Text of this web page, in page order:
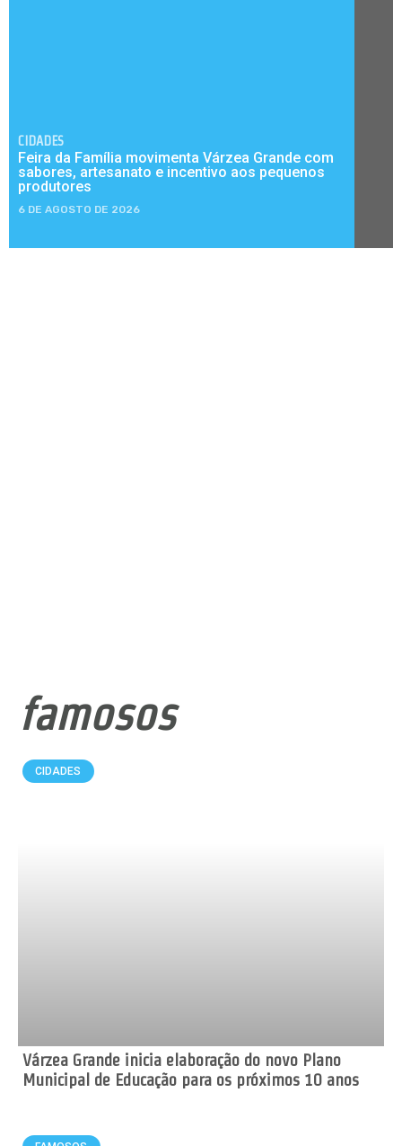
CIDADES
Feira da Família movimenta Várzea Grande com
sabores, artesanato e incentivo aos pequenos
produtores
6 DE AGOSTO DE 2026
famosos
CIDADES
Várzea Grande inicia elaboração do novo Plano
Municipal de Educação para os próximos 10 anos